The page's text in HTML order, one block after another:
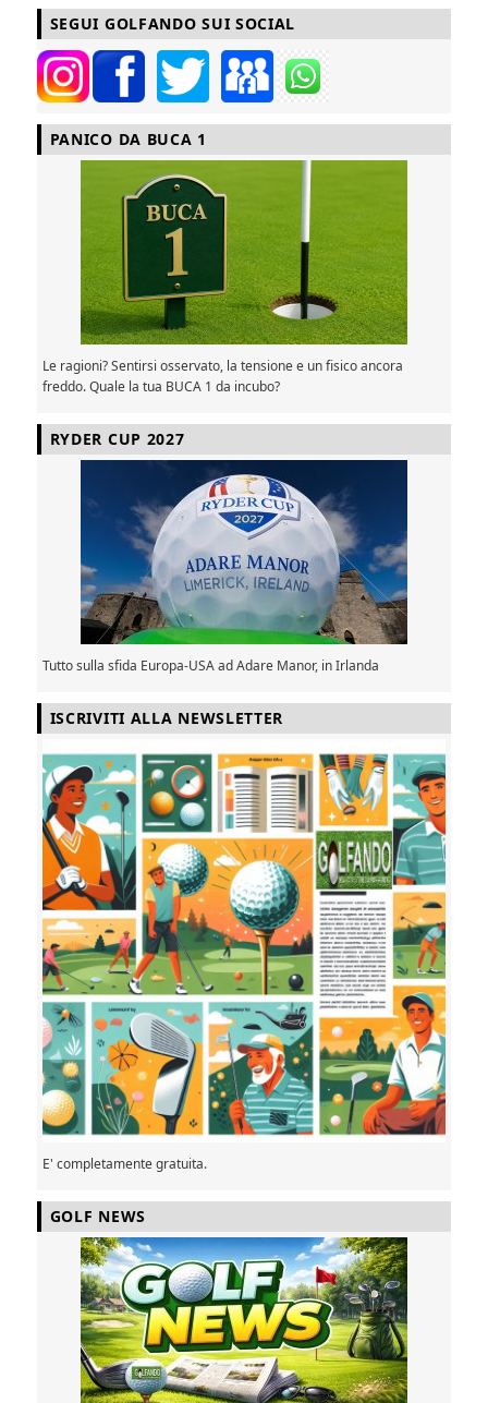
SEGUI GOLFANDO SUI SOCIAL
PANICO DA BUCA 1
Le ragioni? Sentirsi osservato, la tensione e un fisico ancora
freddo. Quale la tua BUCA 1 da incubo?
RYDER CUP 2027
Tutto sulla sfida Europa-USA ad Adare Manor, in Irlanda
ISCRIVITI ALLA NEWSLETTER
E' completamente gratuita.
GOLF NEWS